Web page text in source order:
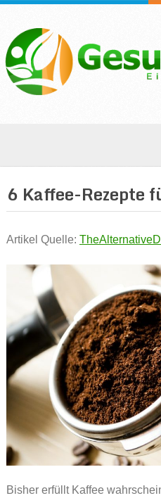
6 Kaffee-Rezepte
Artikel Quelle:
Bisher erfüllt Kaffee